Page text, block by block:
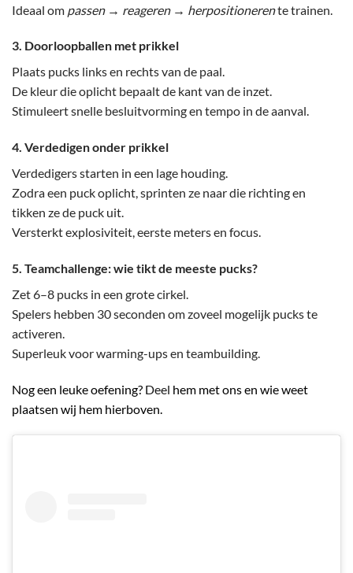
Ideaal om passen → reageren → herpositionerente trainen.
3. Doorloopballen met prikkel
Plaats pucks links en rechts van de paal.
De kleur die oplicht bepaalt de kant van de inzet.
Stimuleert snelle besluitvorming en tempo in de aanval.
4. Verdedigen onder prikkel
Verdedigers starten in een lage houding.
Zodra een puck oplicht, sprinten ze naar die richting en
tikken ze de puck uit.
Versterkt explosiviteit, eerste meters en focus.
5. Teamchallenge: wie tikt de meeste pucks?
Zet 6–8 pucks in een grote cirkel.
Spelers hebben 30 seconden om zoveel mogelijk pucks te
activeren.
Superleuk voor warming-ups en teambuilding.
Nog een leuke oefening? Deel hem met ons en wie weet
plaatsen wij hem hierboven.